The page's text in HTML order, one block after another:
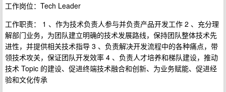
工作岗位：Tech Leader
工作职责： 1 、作为技术负责人参与并负责产品开发工作 2 、充分理
解部门业务，为团队建立明确的技术发展路线，保持团队整体技术先
进性，并提供相关技术指导 3 、负责解决开发流程中的各种痛点，带
领技术攻关，保证团队开发效率 4 、负责人才培养和梯队建设，推动
技术 Topic 的建设、促进终端技术融合和创新、为业务赋能、促进经
验和文化传承